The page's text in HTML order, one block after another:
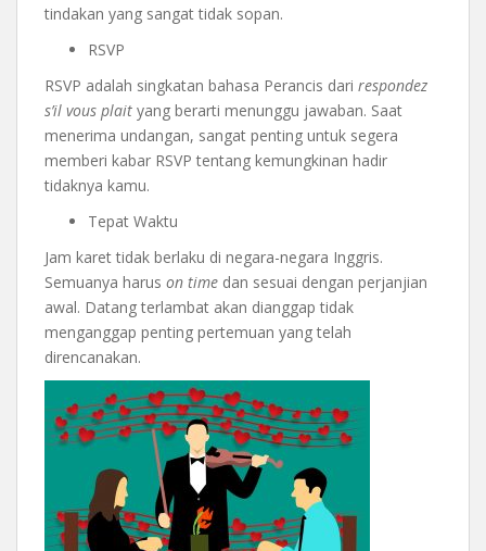
tindakan yang sangat tidak sopan.
RSVP
RSVP adalah singkatan bahasa Perancis dari respondez
s’il vous plait yang berarti menunggu jawaban. Saat
menerima undangan, sangat penting untuk segera
memberi kabar RSVP tentang kemungkinan hadir
tidaknya kamu.
Tepat Waktu
Jam karet tidak berlaku di negara-negara Inggris.
Semuanya harus on time dan sesuai dengan perjanjian
awal. Datang terlambat akan dianggap tidak
menganggap penting pertemuan yang telah
direncanakan.